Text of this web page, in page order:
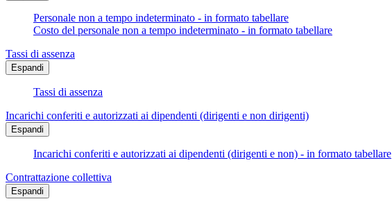
Personale non a tempo indeterminato - in formato tabellare
Costo del personale non a tempo indeterminato - in formato tabellare
Tassi di assenza
Espandi
Tassi di assenza
Incarichi conferiti e autorizzati ai dipendenti (dirigenti e non dirigenti)
Espandi
Incarichi conferiti e autorizzati ai dipendenti (dirigenti e non) - in formato tabellare
Contrattazione collettiva
Espandi